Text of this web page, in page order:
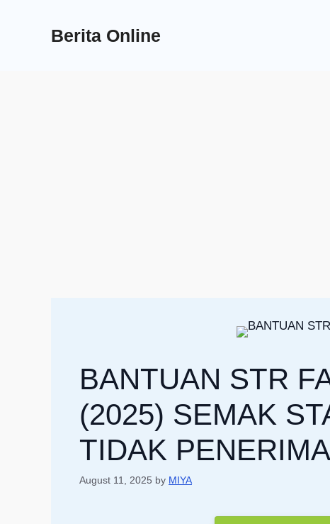
Berita Online
BANTUAN STR
(2025) SEMAK
TIDAK PENERIMA
August 11, 2025 by MIYA